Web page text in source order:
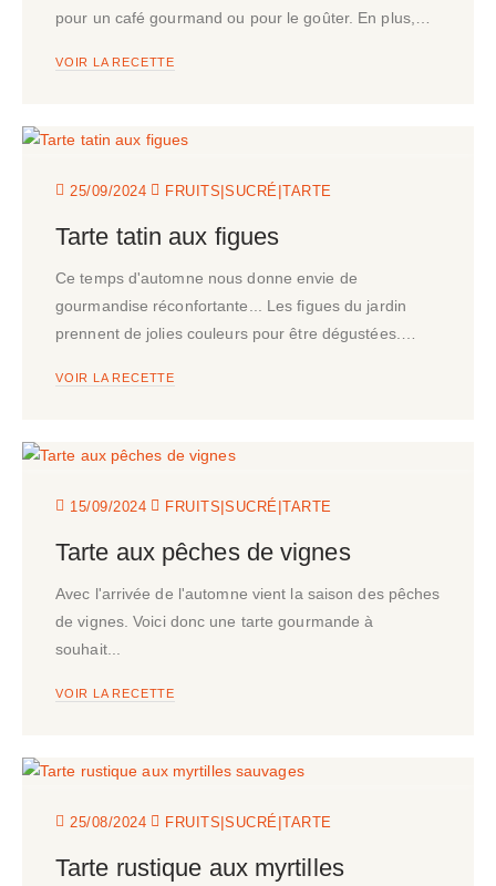
pour un café gourmand ou pour le goûter. En plus,…
VOIR LA RECETTE
25/09/2024 FRUITS|SUCRÉ |TARTE
Tarte tatin aux figues
Ce temps d'automne nous donne envie de
gourmandise réconfortante... Les figues du jardin
prennent de jolies couleurs pour être dégustées.…
VOIR LA RECETTE
15/09/2024 FRUITS|SUCRÉ |TARTE
Tarte aux pêches de vignes
Avec l'arrivée de l'automne vient la saison des pêches
de vignes. Voici donc une tarte gourmande à
souhait...
VOIR LA RECETTE
25/08/2024 FRUITS|SUCRÉ |TARTE
Tarte rustique aux myrtilles